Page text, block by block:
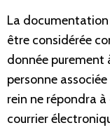
La
être considérée
donnée
personne
rein ne répondra
courrier